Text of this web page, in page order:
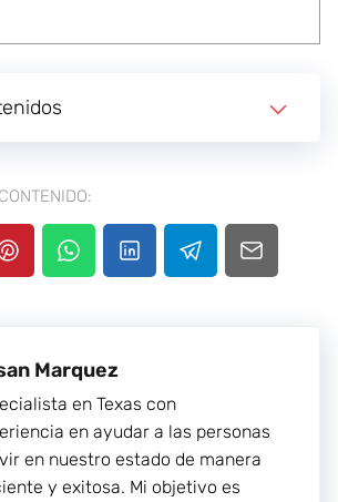
Marquez
en Texas con
en ayudar a las personas
en nuestro estado de manera
y exitosa. Mi objetivo es